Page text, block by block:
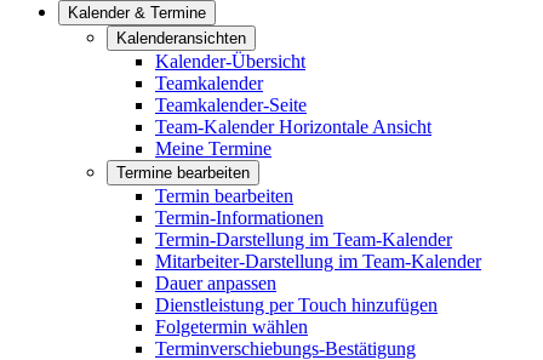
Kalender & Termine
Kalenderansichten
Kalender-Übersicht
Teamkalender
Teamkalender-Seite
Team-Kalender Horizontale Ansicht
Meine Termine
Termine bearbeiten
Termin bearbeiten
Termin-Informationen
Termin-Darstellung im Team-Kalender
Mitarbeiter-Darstellung im Team-Kalender
Dauer anpassen
Dienstleistung per Touch hinzufügen
Folgetermin wählen
Terminverschiebungs-Bestätigung